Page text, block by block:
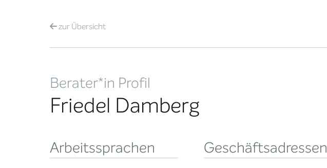
zurÜbersicht
Berater*in Profil
Friedel Damberg
Arbeitssprachen Geschäftsadressen